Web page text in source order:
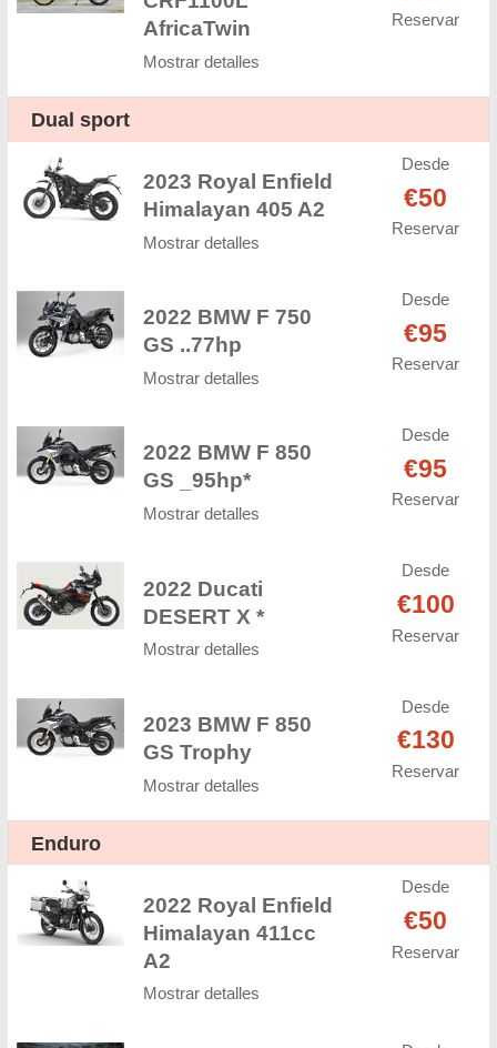
AfricaTwin
Mostrar detalles
Reservar
Dual sport
2023 Royal Enfield
Himalayan 405 A2
Mostrar detalles
Desde
€50
Reservar
2022 BMW F 750
GS ..77hp
Mostrar detalles
Desde
€95
Reservar
2022 BMW F 850
GS _95hp*
Mostrar detalles
Desde
€95
Reservar
2022 Ducati
DESERT X *
Mostrar detalles
Desde
€100
Reservar
2023 BMW F 850
GS Trophy
Mostrar detalles
Desde
€130
Reservar
Enduro
2022 Royal Enfield
Himalayan 411cc
A2
Mostrar detalles
Desde
€50
Reservar